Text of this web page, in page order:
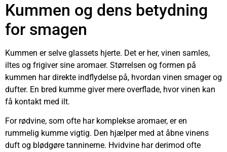
Kummen og dens betydning
for smagen
Kummen er selve glassets hjerte. Det er her, vinen samles,
iltes og frigiver sine aromaer. Størrelsen og formen på
kummen har direkte indflydelse på, hvordan vinen smager og
dufter. En bred kumme giver mere overflade, hvor vinen kan
få kontakt med ilt.
For rødvine, som ofte har komplekse aromaer, er en
rummelig kumme vigtig. Den hjælper med at åbne vinens
duft og blødgøre tanninerne. Hvidvine har derimod ofte